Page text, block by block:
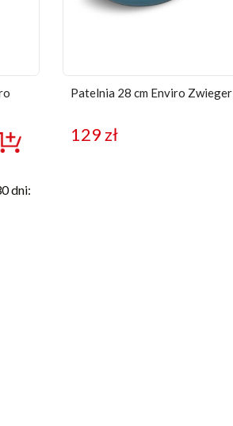
dni:
Patelnia 28 cm Enviro Zwieger
129zł